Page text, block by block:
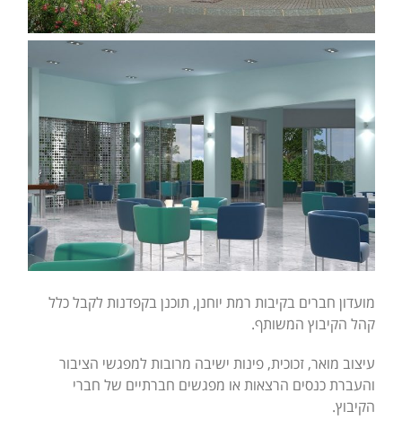
מועדון חברים בקיבות רמת יוחנן, תוכנן בקפדנות לקבל כלל
קהל הקיבוץ המשותף.
עיצוב מואר, זכוכית, פינות ישיבה מרובות למפגשי הציבור
והעברת כנסים הרצאות או מפגשים חברתיים של חברי
הקיבוץ.